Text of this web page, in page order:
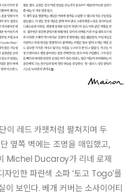
이 레드 카펫처럼 펼쳐지며 두
옆쪽 벽에는 조명을 매입했고,
Michel Ducaroy가 리네 로제
인한 파란색 소파 ‘토고 Togo’를
이 보인다. 베개 커버는 소사이어티